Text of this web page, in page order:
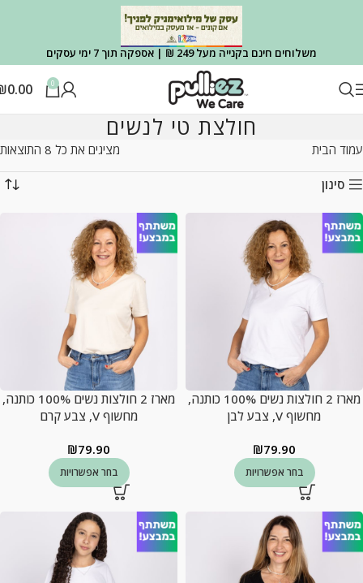
משלוחים חינם בקנייה מעל 249 ₪ | אספקה תוך 7 ימי עסקים
0
0.00
חולצת טי לנשים
עמוד הבית מציגים את כל ⁦8⁩ התוצאות
סינון
מארז 2 חולצות נשים 100% כותנה,
מחשוף V, צבע לבן
₪79.90
בחר אפשרויות
מארז 2 חולצות נשים 100% כותנה,
מחשוף V, צבע קרם
₪79.90
בחר אפשרויות